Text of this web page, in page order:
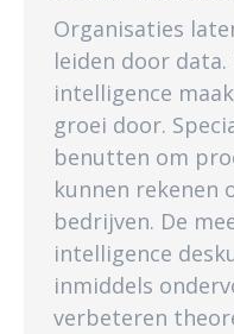
Organisaties
leiden door
intelligence
groei door.
benutten om
kunnen rekenen
bedrijven. De
intelligence
inmiddels
verbeteren